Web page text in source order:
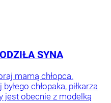
SYNA
mamą chłopca.
chłopaka, piłkarza
jest obecnie z modelką